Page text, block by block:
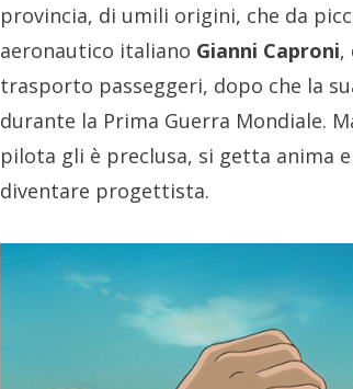
provincia, di umili origini, che da
aeronautico italiano Gianni Caproni,
trasporto passeggeri, dopo che la
durante la Prima Guerra Mondiale.
pilota gli è preclusa, si getta anima
diventare progettista.